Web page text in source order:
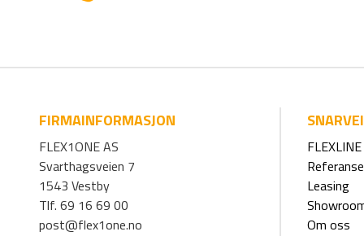
FIRMAINFORMASJON
FLEX1ONE AS
Svarthagsveien 7
1543 Vestby
Tlf. 69 16 69 00
post@flex1one.no
Leasing
Om oss